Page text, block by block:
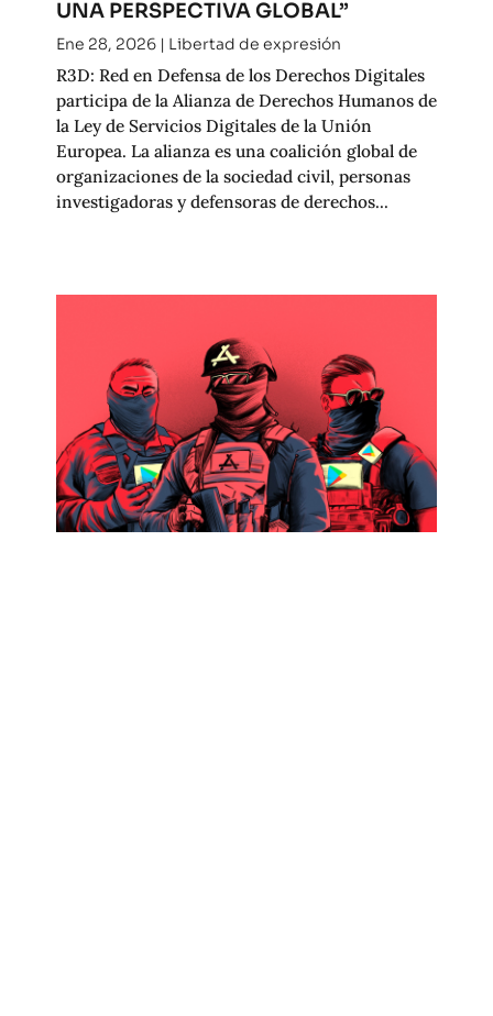
UNA PERSPECTIVA GLOBAL”
Ene 28, 2026| Libertad de expresión
R3D: Red en Defensa de los Derechos Digitales
participa de la Alianza de Derechos Humanos de
la Ley de Servicios Digitales de la Unión
Europea. La alianza es una coalición global de
organizaciones de la sociedad civil, personas
investigadoras y defensoras de derechos...